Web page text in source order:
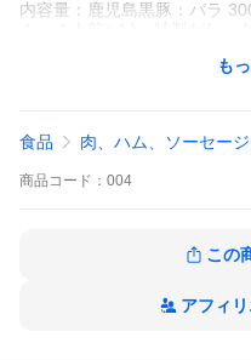
内容量：鹿児島黒豚：バラ
(締めにどうぞ。お召し上がり
冷蔵）】
京都伏見産ゆず胡椒：【お届
保存方法：0℃以下で保存
備考：冷凍でお届け致します
東京都武蔵野市御殿山
も
食品 肉、ハム、ソーセージ
商品 コード： 004
この
アフィ